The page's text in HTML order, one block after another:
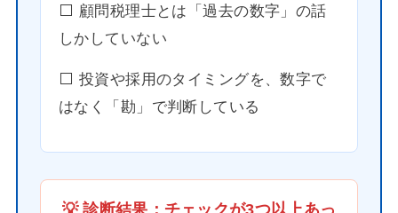
⬜️ 顧問税理士とは「過去の数字」の話
しかしていない
⬜️ 投資や採用のタイミングを、数字で
はなく「勘」で判断している
💡 診断結果：チェックが3つ以上あっ